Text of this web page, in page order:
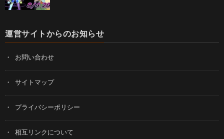
運営サイトからのお知らせ
お問い合わせ
サイトマップ
プライバシーポリシー
相互リンクについて